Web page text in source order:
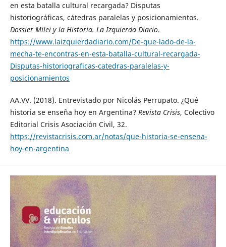
en esta batalla cultural recargada? Disputas
historiográficas, cátedras paralelas y posicionamientos.
Dossier Milei y la Historia. La Izquierda Diario.
https://www.laizquierdadiario.com/De-que-lado-de-la-
mecha-te-encontras-en-esta-batalla-cultural-recargada-
Disputas-historiograficas-catedras-paralelas-y-
posicionamientos
AA.VV. (2018). Entrevistado por Nicolás Perrupato. ¿Qué
historia se enseña hoy en Argentina? Revista Crisis, Colectivo
Editorial Crisis Asociación Civil, 32.
https://revistacrisis.com.ar/notas/que-historia-se-ensena-
hoy-en-argentina